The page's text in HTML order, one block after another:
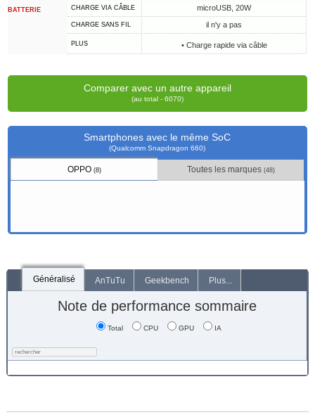
BATTERIE CHARGE VIA CÂBLE microUSB, 20W
CHARGE SANS FIL il n'y a pas
PLUS • Charge rapide via câble
Comparer avec un autre appareil
(au total - 6070)
Smartphones avec le même SoC
(Qualcomm Snapdragon 660)
OPPO(8) Toutes les marques(48)
Généralisé AnTuTu Geekbench Plus...
Note de performance sommaire
Total CPU GPU IA